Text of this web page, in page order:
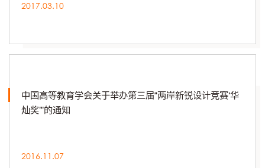
2017.03.10
中国高等教育学会关于举办第三届“两岸新锐设计竞赛‘华
灿奖’”的通知
2016.11.07